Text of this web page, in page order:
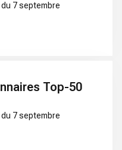
7 septembre
Top-50
7 septembre